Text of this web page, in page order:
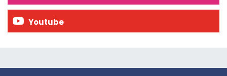
Youtube